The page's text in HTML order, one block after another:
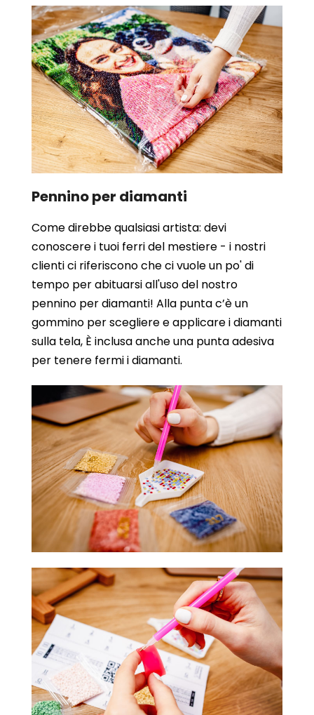
Pennino per diamanti
Come direbbe qualsiasi artista: devi
conoscere i tuoi ferri del mestiere - i nostri
clienti ci riferiscono che ci vuole un po' di
tempo per abituarsi all'uso del nostro
pennino per diamanti! Alla punta c’è un
gommino per scegliere e applicare i diamanti
sulla tela, È inclusa anche una punta adesiva
per tenere fermi i diamanti.